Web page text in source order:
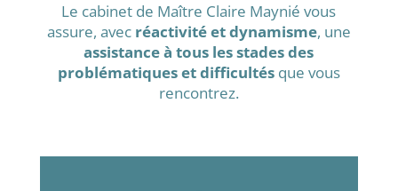
Le cabinet de Maître Claire Maynié vous
assure, avecréactivité et dynamisme, une
assistance à tous les stades des
problématiques et difficultésque vous
rencontrez.